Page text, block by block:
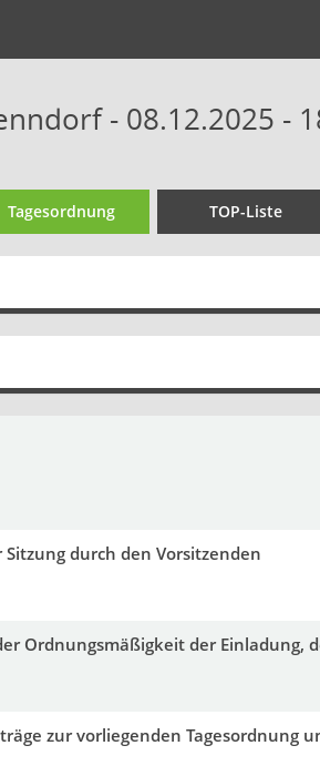
- 08.12.2025 -
Tagesordnung TOP-Liste
Sitzung durch den Vorsitzenden
Ordnungsmäßigkeit der Einladung,
zur vorliegenden Tagesordnung